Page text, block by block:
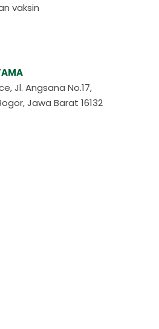
vaksin
Jl. Angsana No.17,
Jawa Barat 16132